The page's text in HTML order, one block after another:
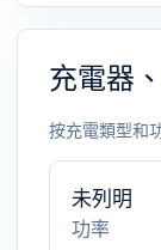
充電器
按充電類型和
未列明
功率